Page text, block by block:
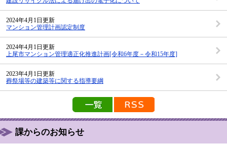
2024年4月1日更新
マンション管理計画認定制度
2024年4月1日更新
上尾市マンション管理適正化推進計画[令和6年度－令和15年度]
2023年4月1日更新
葬祭場等の建築等に関する指導要綱
新着情報の一覧を見る
課からのお知らせ